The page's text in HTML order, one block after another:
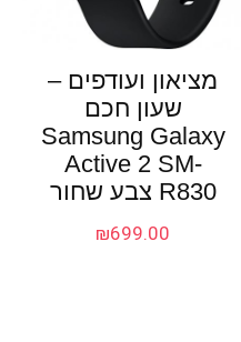
מציאון ועודפים –
שעון חכם
Samsung Galaxy
Active 2 SM-
R830 צבע שחור
₪699.00